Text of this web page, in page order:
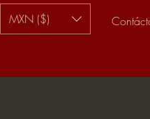
MXN ($)